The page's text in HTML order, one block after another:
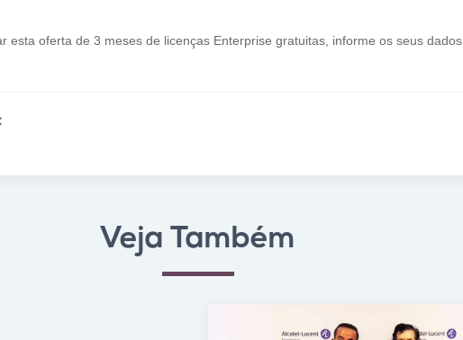
esta oferta de 3 meses de licenças Enterprise gratuitas, informe os seus dados
Veja Também